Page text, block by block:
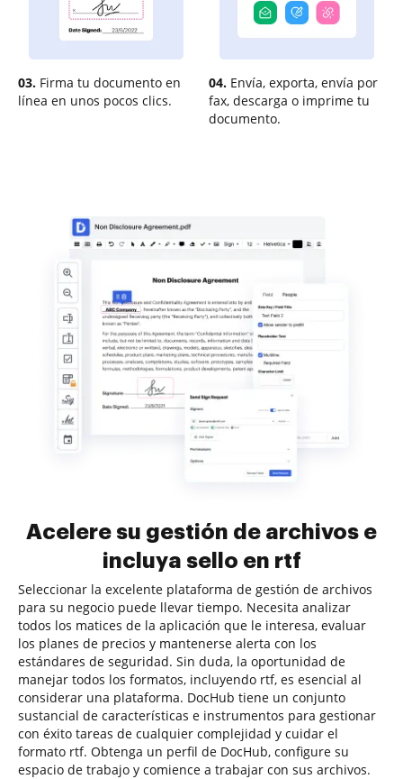
03. Firma tu documento en
línea en unos pocos clics.
04. Envía, exporta, envía por
fax, descarga o imprime tu
documento.
Acelere su gestión de archivos e
incluya sello en rtf
Seleccionar la excelente plataforma de gestión de archivos
para su negocio puede llevar tiempo. Necesita analizar
todos los matices de la aplicación que le interesa, evaluar
los planes de precios y mantenerse alerta con los
estándares de seguridad. Sin duda, la oportunidad de
manejar todos los formatos, incluyendo rtf, es esencial al
considerar una plataforma. DocHub tiene un conjunto
sustancial de características e instrumentos para gestionar
con éxito tareas de cualquier complejidad y cuidar el
formato rtf. Obtenga un perfil de DocHub, configure su
espacio de trabajo y comience a trabajar con sus archivos.